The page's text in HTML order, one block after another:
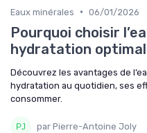
Eaux minérales • 06/01/2026
Pourquoi choisir
hydratation
Découvrez les avantages de
hydratation au quotidien, ses
consommer.
par Pierre-Antoine Joly